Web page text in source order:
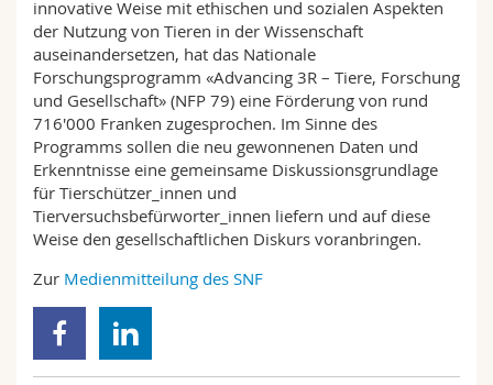
innovative Weise mit ethischen und sozialen Aspekten
der Nutzung von Tieren in der Wissenschaft
auseinandersetzen, hat das Nationale
Forschungsprogramm «Advancing 3R – Tiere, Forschung
und Gesellschaft» (NFP 79) eine Förderung von rund
716'000 Franken zugesprochen. Im Sinne des
Programms sollen die neu gewonnenen Daten und
Erkenntnisse eine gemeinsame Diskussionsgrundlage
für Tierschützer_innen und
Tierversuchsbefürworter_innen liefern und auf diese
Weise den gesellschaftlichen Diskurs voranbringen.
Zur Medienmitteilung des SNF